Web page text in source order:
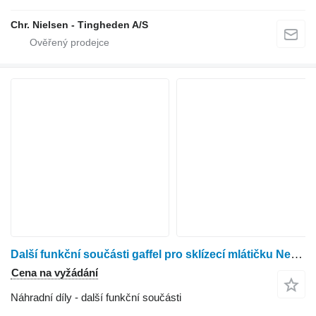
Chr. Nielsen - Tingheden A/S
Další funkční součásti gaffel pro sklízecí mlátičku New Holland TF78
Cena na vyžádání
Náhradní díly - další funkční součásti